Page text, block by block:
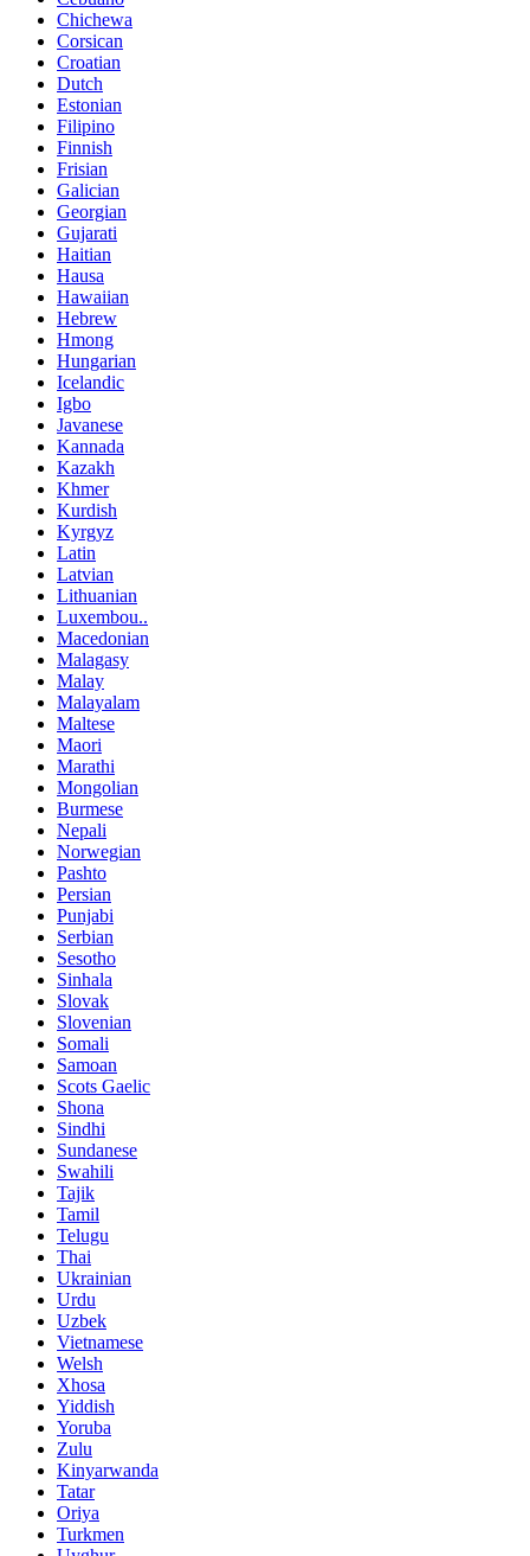
Chichewa
Corsican
Croatian
Dutch
Estonian
Filipino
Finnish
Frisian
Galician
Georgian
Gujarati
Haitian
Hausa
Hawaiian
Hebrew
Hmong
Hungarian
Icelandic
Igbo
Javanese
Kannada
Kazakh
Khmer
Kurdish
Kyrgyz
Latin
Latvian
Lithuanian
Luxembou..
Macedonian
Malagasy
Malay
Malayalam
Maltese
Maori
Marathi
Mongolian
Burmese
Nepali
Norwegian
Pashto
Persian
Punjabi
Serbian
Sesotho
Sinhala
Slovak
Slovenian
Somali
Samoan
Scots Gaelic
Shona
Sindhi
Sundanese
Swahili
Tajik
Tamil
Telugu
Thai
Ukrainian
Urdu
Uzbek
Vietnamese
Welsh
Xhosa
Yiddish
Yoruba
Zulu
Kinyarwanda
Tatar
Oriya
Turkmen